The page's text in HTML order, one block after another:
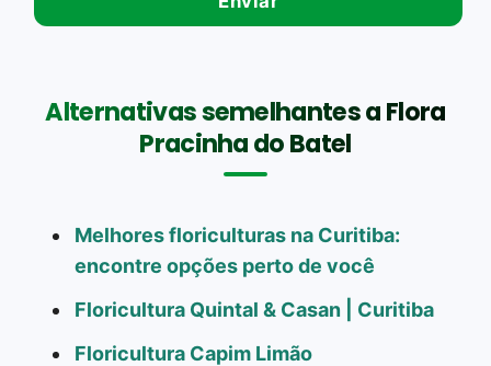
Alternativas semelhantes a Flora
Pracinha do Batel
Melhores floriculturas na Curitiba:
encontre opções perto de você
Floricultura Quintal & Casan | Curitiba
Floricultura Capim Limão